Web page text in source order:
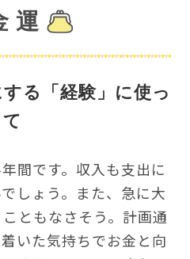
運
る「経験」に使っ
て
間です。収入も支出に
しょう。また、急に大
ともなさそう。計画通
いた気持ちでお金と向